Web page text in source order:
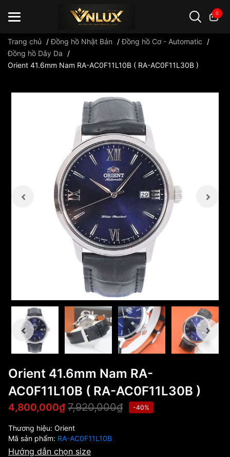
0
Đồng hồ casio đồng hồ G-Shock đồng hồ Orient ...
Trang chủ /Đồng hồ Nhật Bản /Đồng hồ Cơ - Automatic
/
Đồng hồ Dây Da
/
Orient 41.6mm Nam RA-AC0F11L10B ( RA-AC0F11L30B )
Orient 41.6mm Nam RA-
AC0F11L10B ( RA-AC0F11L30B )
4,800,000₫ 7,920,000₫ -40%
Thương hiệu: Orient
Mã sản phẩm: RA-AC0F11L10B
Hướng dẫn chọn size